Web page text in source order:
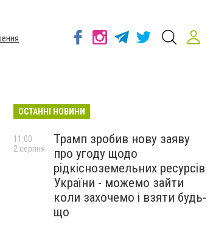
ОСТАННІ НОВИНИ
Трамп зробив нову заяву
про угоду щодо
рідкісноземельних ресурсів
України - можемо зайти
коли захочемо і взяти будь-
що
11:00
2 серпня